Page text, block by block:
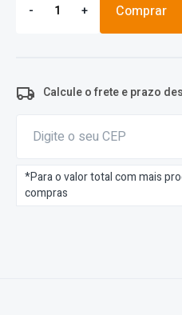
- + Comprar
Calcule o frete e prazo
*Para o valor total com mais
compras